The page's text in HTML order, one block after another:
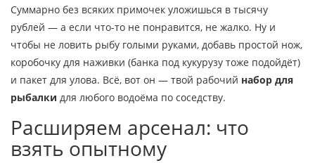
Суммарно без всяких примочек уложишься в тысячу
рублей — а если что-то не понравится, не жалко. Ну и
чтобы не ловить рыбу голыми руками, добавь простой нож,
коробочку для наживки (банка под кукурузу тоже подойдёт)
и пакет для улова. Всё, вот он — твой рабочий набор для
рыбалки для любого водоёма по соседству.
Расширяем арсенал: что
взять опытному